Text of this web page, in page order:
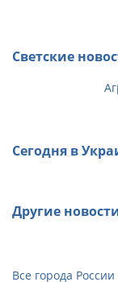
Светские
Сегодня в
Другие
Все города